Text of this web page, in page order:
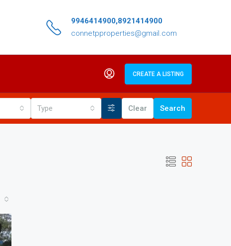
9946414900,8921414900
connetpproperties@gmail.com
CREATE A LISTING
Type Clear Search